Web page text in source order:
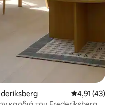
Μέση
4,91 (43)